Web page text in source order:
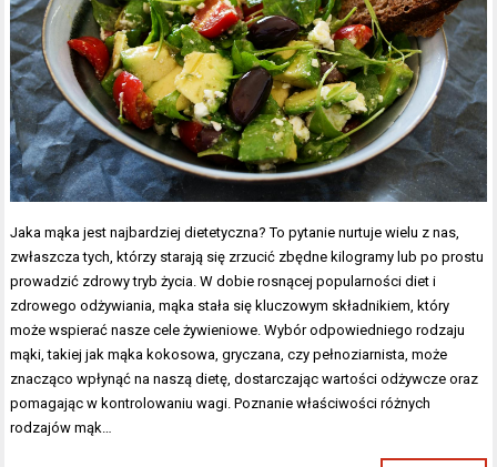
Jaka mąka jest najbardziej dietetyczna? To pytanie nurtuje wielu z nas,
zwłaszcza tych, którzy starają się zrzucić zbędne kilogramy lub po prostu
prowadzić zdrowy tryb życia. W dobie rosnącej popularności diet i
zdrowego odżywiania, mąka stała się kluczowym składnikiem, który
może wspierać nasze cele żywieniowe. Wybór odpowiedniego rodzaju
mąki, takiej jak mąka kokosowa, gryczana, czy pełnoziarnista, może
znacząco wpłynąć na naszą dietę, dostarczając wartości odżywcze oraz
pomagając w kontrolowaniu wagi. Poznanie właściwości różnych
rodzajów mąk…